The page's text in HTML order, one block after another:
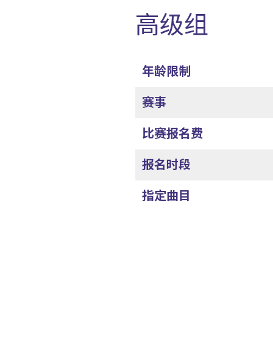
高级组
年龄限制
赛事
比赛报名费
报名时段
指定曲目